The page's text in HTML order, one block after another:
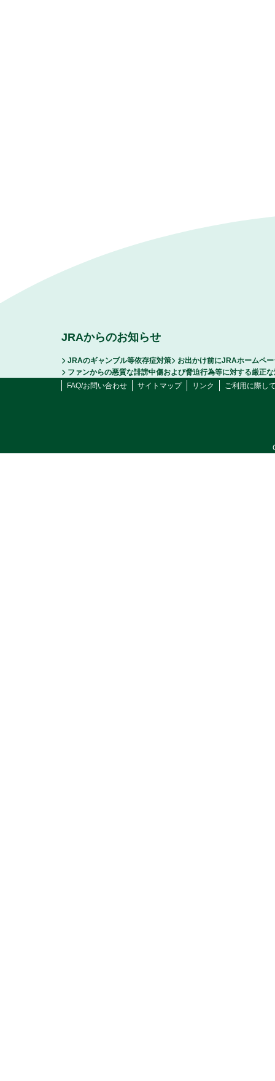
JRAからのお知らせ
JRAのギャンブル等依存症対策
お出かけ前にJRAホームペ
ファンからの悪質な誹謗中傷および脅迫行為等に対する厳正
FAQ/お問い合わせ
サイトマップ リンク ご利用に際し